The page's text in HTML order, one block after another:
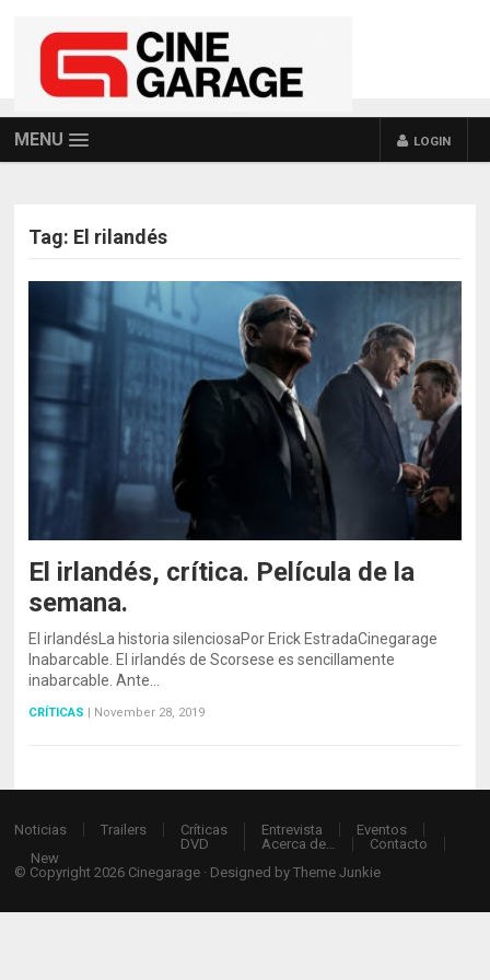
MENU LOGIN
Tag: El rilandés
El irlandés, crítica. Película de la
semana.
El irlandésLa historia silenciosaPor Erick EstradaCinegarage
Inabarcable. El irlandés de Scorsese es sencillamente
inabarcable. Ante…
CRÍTICAS November 28, 2019
Noticias Trailers
Críticas
DVD
Entrevista
Eventos
Acerca de…
Contacto
New
© Copyright 2026 Cinegarage · Designed byTheme Junkie